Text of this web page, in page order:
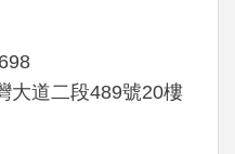
大道二段489號20樓